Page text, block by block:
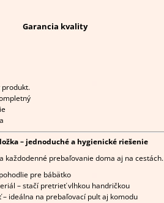
Garancia kvality
produkt.
– jednoduché a hygienické riešenie
každodenné prebaľovanie doma aj na cestách.
pre bábätko
– stačí pretrieť vlhkou handričkou
ideálna na prebaľovací pult aj komodu